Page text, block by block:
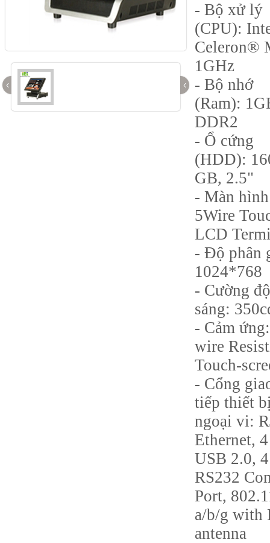
‹ ‹
- Bộ xử lý
(CPU):
Celeron®
1GHz
- Bộ nhớ
(Ram):
DDR2
- Ổ cứng
(HDD):
GB, 2.5"
- Màn
5Wire
LCD
- Độ phân
1024*768
- Cường độ
sáng:
- Cảm
wire
Touch-
- Cổng
tiếp thiết
ngoại vi:
Ethernet,
USB 2.0,
RS232
Port,
a/b/g with
antenna